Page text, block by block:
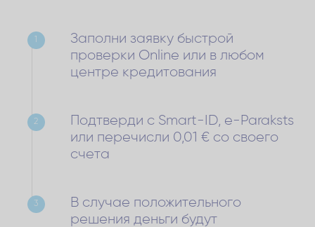
Заполни заявку быстрой
проверки Online или в любом
центре кредитования
2
Подтверди с Smart-ID, e-Paraksts
или перечисли 0,01 € со своего
счета
3
В случае положительного
решения деньги будут